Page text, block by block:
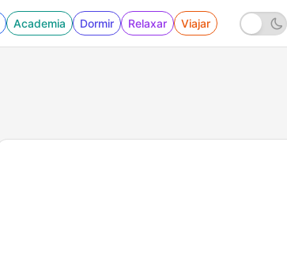
Academia Dormir Relaxar Viajar